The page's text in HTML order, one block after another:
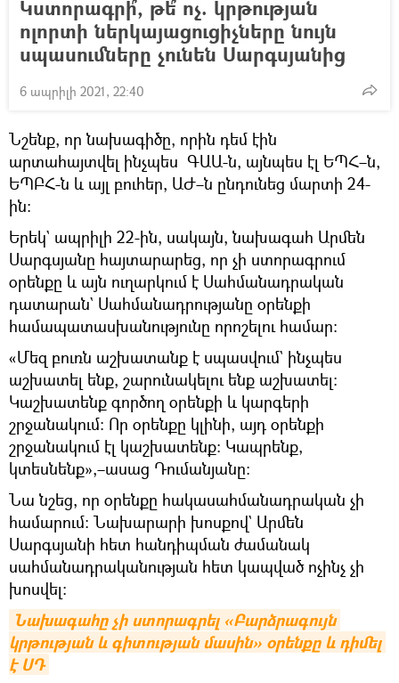
Կստորագրի՞, թե՞ ոչ. կրթության
ոլորտի ներկայացուցիչները նույն
սպասումները չունեն Սարգսյանից
6 ապրիլի 2021, 22:40
Նշենք, որ նախագիծը, որին դեմ էին
արտահայտվել ինչպես ԳԱԱ-ն, այնպես էլ ԵՊՀ–ն,
ԵՊԲՀ-ն և այլ բուհեր, ԱԺ–ն ընդունեց մարտի 24-
ին։
Երեկ` ապրիլի 22-ին, սակայն, նախագահ Արմեն
Սարգսյանը հայտարարեց, որ չի ստորագրում
օրենքը և այն ուղարկում է Սահմանադրական
դատարան` Սահմանադրությանը օրենքի
համապատասխանությունը որոշելու համար:
«Մեզ բուռն աշխատանք է սպասվում` ինչպես
աշխատել ենք, շարունակելու ենք աշխատել:
Կաշխատենք գործող օրենքի և կարգերի
շրջանակում: Որ օրենքը կլինի, այդ օրենքի
շրջանակում էլ կաշխատենք։ Կապրենք,
կտեսնենք»,–ասաց Դումանյանը։
Նա նշեց, որ օրենքը հակասահմանադրական չի
համարում։ Նախարարի խոսքով` Արմեն
Սարգսյանի հետ հանդիպման ժամանակ
սահմանադրականության հետ կապված ոչինչ չի
խոսվել:
Նախագահը չի ստորագրել «Բարձրագույն
կրթության և գիտության մասին» օրենքը և դիմել
է ՍԴ